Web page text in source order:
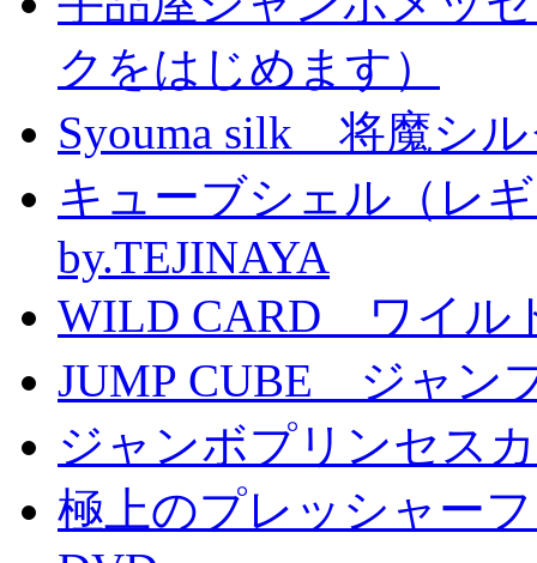
クをはじめます）
Syouma silk 将魔シ
キューブシェル（レ
by.TEJINAYA
WILD CARD ワイル
JUMP CUBE ジャン
ジャンボプリンセス
極上のプレッシャー